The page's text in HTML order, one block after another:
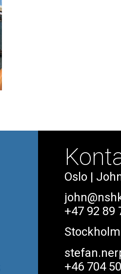
Oslo|
+47 92 89
Stockholm
+46 704